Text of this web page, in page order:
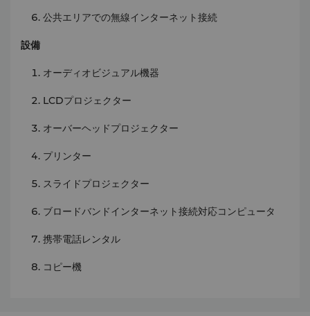
公共エリアでの無線インターネット接続
設備
オーディオビジュアル機器
LCDプロジェクター
オーバーヘッドプロジェクター
プリンター
スライドプロジェクター
ブロードバンドインターネット接続対応コンピュータ
携帯電話レンタル
コピー機